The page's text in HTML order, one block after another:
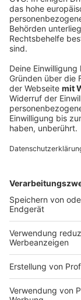
für die
Zum
Das
vom 29. Juni
2019
verhalten hat.
Ende Juni
Betroffene
unabhängigen
Aufruf
Die jetzt
gegeben. Start